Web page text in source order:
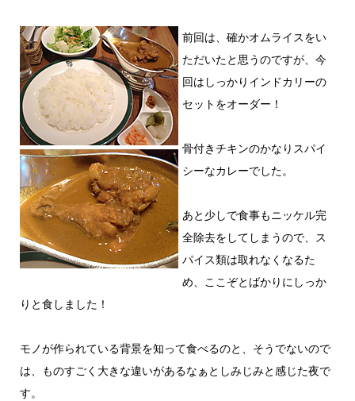
前回は、確かオムライスをい
ただいたと思うのですが、今
回はしっかりインドカリーの
セットをオーダー！
骨付きチキンのかなりスパイ
シーなカレーでした。
あと少しで食事もニッケル完
全除去をしてしまうので、ス
パイス類は取れなくなるた
め、ここぞとばかりにしっか
りと食しました！
モノが作られている背景を知って食べるのと、そうでないので
は、ものすごく大きな違いがあるなぁとしみじみと感じた夜で
す。